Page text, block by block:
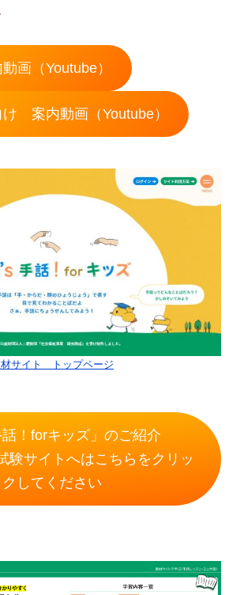
画（Youtube）
案内動画（Youtube）
サイト トップページ
話！forキッズ」のご紹介
験サイトへはこちらをクリッ
クしてください